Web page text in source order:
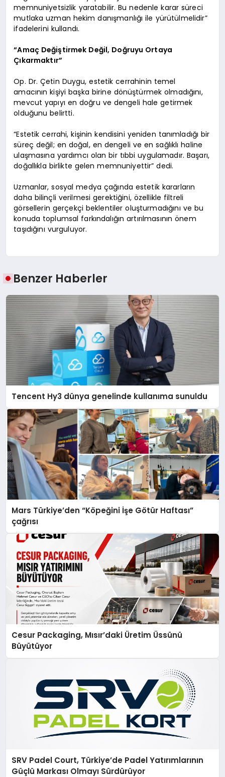
memnuniyetsizlik yaratabilir. Bu nedenle karar süreci
mutlaka uzman hekim danışmanlığı ile yürütülmelidir”
ifadelerini kullandı.
“Amaç Değiştirmek Değil, Doğruyu Ortaya
Çıkarmaktır”
Op. Dr. Çetin Duygu, estetik cerrahinin temel
amacının kişiyi başka birine dönüştürmek olmadığını,
mevcut yapıyı en doğru ve dengeli hale getirmek
olduğunu belirtti.
“Estetik cerrahi, kişinin kendisini yeniden tanımladığı bir
süreç değil; en doğal, en dengeli ve en sağlıklı haline
ulaşmasına yardımcı olan bir tıbbi uygulamadır. Başarı,
doğallıkla birlikte gelen memnuniyettir” dedi.
Uzmanlar, sosyal medya çağında estetik kararların
daha bilinçli verilmesi gerektiğini, özellikle filtreli
görsellerin gerçekçi beklentiler oluşturmadığını ve bu
konuda toplumsal farkındalığın artırılmasının önem
taşıdığını vurguluyor.
Benzer Haberler
Tencent Hy3 dünya genelinde kullanıma sunuldu
Mars Türkiye’den “Köpeğini İşe Götür Haftası”
çağrısı
Cesur Packaging, Mısır’daki Üretim Üssünü
Büyütüyor
SRV Padel Court, Türkiye’de Padel Yatırımlarının
Güçlü Markası Olmayı Sürdürüyor